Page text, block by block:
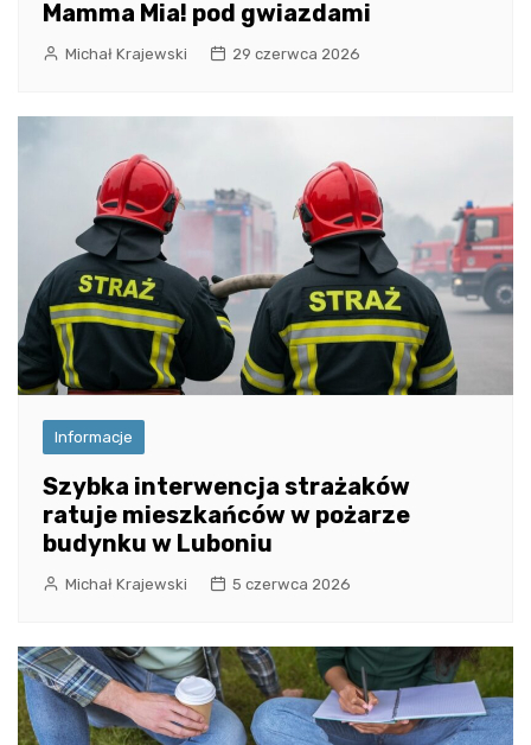
Mamma Mia! pod gwiazdami
Michał Krajewski 29 czerwca 2026
Informacje
Szybka interwencja strażaków
ratuje mieszkańców w pożarze
budynku w Luboniu
Michał Krajewski 5 czerwca 2026